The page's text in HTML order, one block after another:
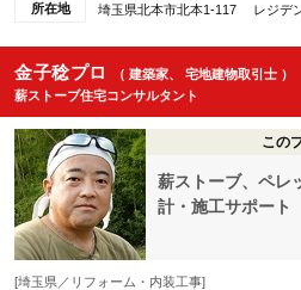
所在地 埼玉県北本市北本1-117 レジデ
金子稔プロ
（ 建築家、 宅地建物取引士 ）
薪ストーブ住宅コンサルタント
この
薪ストーブ、ペレ
計・施工サポート
[埼玉県／リフォーム・内装工事]